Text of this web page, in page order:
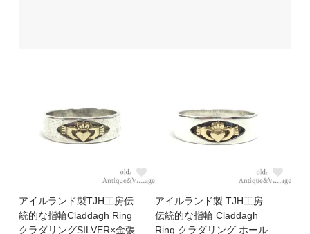
アイルランド製TJH工房伝
統的な指輪Claddagh Ring
クラダリングSILVER×金張
アイルランド製 TJH工房
伝統的な指輪 Claddagh
Ring クラダリング ホール